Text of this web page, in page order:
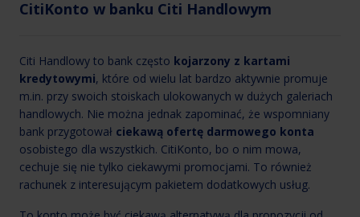
CitiKonto w banku Citi Handlowym
Citi Handlowy to bank często kojarzony z kartami
kredytowymi, które od wielu lat bardzo aktywnie promuje
m.in. przy swoich stoiskach ulokowanych w dużych galeriach
handlowych. Nie można jednak zapominać, że wspomniany
bank przygotował ciekawą ofertę darmowego konta
osobistego dla wszystkich. CitiKonto, bo o nim mowa,
cechuje się nie tylko ciekawymi promocjami. To również
rachunek z interesującym pakietem dodatkowych usług.